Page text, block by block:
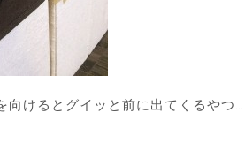
向けるとグイッと前に出てくるやつ…